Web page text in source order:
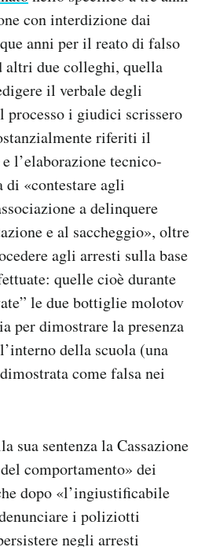
con interdizione dai
anni per il reato di falso
altri due colleghi, quella
il verbale degli
processo i giudici scrissero
riferiti il
l’elaborazione tecnico-
«contestare agli
a delinquere
e al saccheggio», oltre
agli arresti sulla base
quelle cioè durante
le due bottiglie molotov
per dimostrare la presenza
della scuola (una
come falsa nei
sua sentenza la Cassazione
comportamento» dei
dopo «l’ingiustificabile
i poliziotti
negli arresti